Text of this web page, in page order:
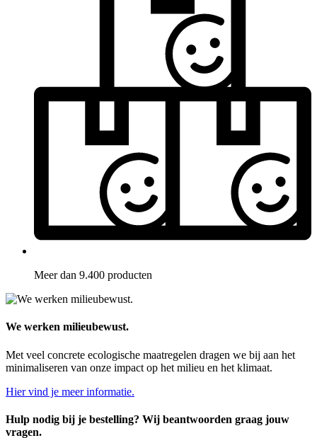
Meer dan 9.400 producten
We werken milieubewust.
Met veel concrete ecologische maatregelen dragen we bij aan het
minimaliseren van onze impact op het milieu en het klimaat.
Hier vind je meer informatie.
Hulp nodig bij je bestelling? Wij beantwoorden graag jouw
vragen.